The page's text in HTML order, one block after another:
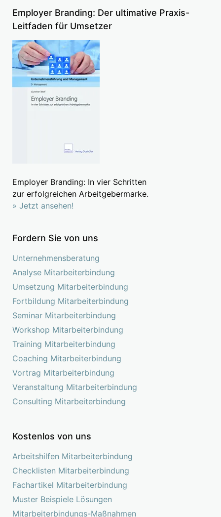
Employer Branding: Der ultimative Praxis-
Leitfaden für Umsetzer
Employer Branding: In vier Schritten
zur erfolgreichen Arbeitgebermarke.
» Jetzt ansehen!
Fordern Sie von uns
Unternehmensberatung
Analyse Mitarbeiterbindung
Umsetzung Mitarbeiterbindung
Fortbildung Mitarbeiterbindung
Seminar Mitarbeiterbindung
Workshop Mitarbeiterbindung
Training Mitarbeiterbindung
Coaching Mitarbeiterbindung
Vortrag Mitarbeiterbindung
Veranstaltung Mitarbeiterbindung
Consulting Mitarbeiterbindung
Kostenlos von uns
Arbeitshilfen Mitarbeiterbindung
Checklisten Mitarbeiterbindung
Fachartikel Mitarbeiterbindung
Muster Beispiele Lösungen
Mitarbeiterbindungs-Maßnahmen